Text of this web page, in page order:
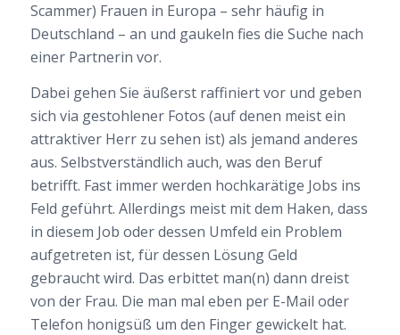
Scammer) Frauen in Europa – sehr häufig in
Deutschland – an und gaukeln fies die Suche nach
einer Partnerin vor.
Dabei gehen Sie äußerst raffiniert vor und geben
sich via gestohlener Fotos (auf denen meist ein
attraktiver Herr zu sehen ist) als jemand anderes
aus. Selbstverständlich auch, was den Beruf
betrifft. Fast immer werden hochkarätige Jobs ins
Feld geführt. Allerdings meist mit dem Haken, dass
in diesem Job oder dessen Umfeld ein Problem
aufgetreten ist, für dessen Lösung Geld
gebraucht wird. Das erbittet man(n) dann dreist
von der Frau. Die man mal eben per E-Mail oder
Telefon honigsüß um den Finger gewickelt hat.